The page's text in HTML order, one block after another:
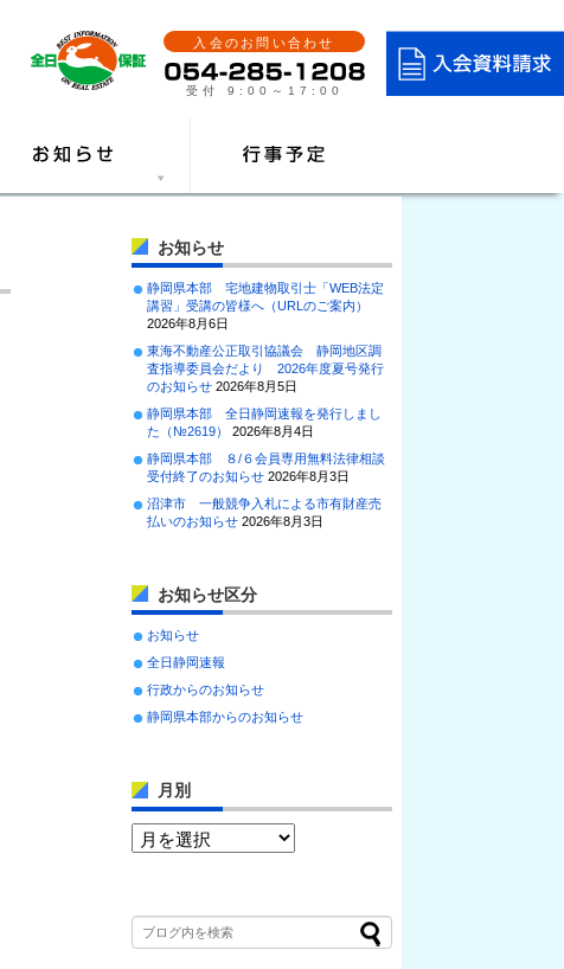
入会のお問い合わせ
受付 9:00～17:00
お知らせ
静岡県本部 宅地建物取引士「WEB法定
講習」受講の皆様へ（URLのご案内）
2026年8月6日
東海不動産公正取引協議会 静岡地区調
査指導委員会だより 2026年度夏号発行
のお知らせ 2026年8月5日
静岡県本部 全日静岡速報を発行しまし
た（№2619）
2026年8月4日
静岡県本部 ８/６会員専用無料法律相談
受付終了のお知らせ 2026年8月3日
沼津市 一般競争入札による市有財産売
払いのお知らせ 2026年8月3日
お知らせ区分
お知らせ
全日静岡速報
行政からのお知らせ
静岡県本部からのお知らせ
月別